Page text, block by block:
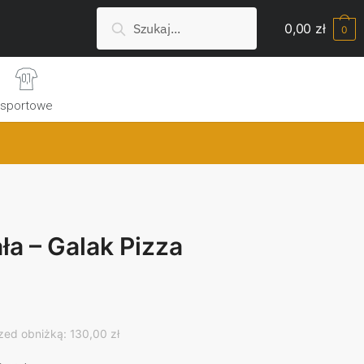
0,00 zł 0
Search
sportowe
– Galak Pizza
obniżką: 130,00 zł